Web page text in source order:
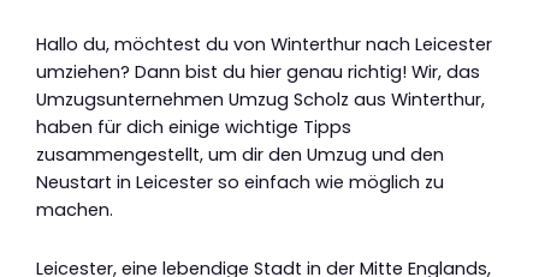
Hallo du, möchtest du von Winterthur nach Leicester
umziehen? Dann bist du hier genau richtig! Wir, das
Umzugsunternehmen Umzug Scholz aus Winterthur,
haben für dich einige wichtige Tipps
zusammengestellt, um dir den Umzug und den
Neustart in Leicester so einfach wie möglich zu
machen.
Leicester, eine lebendige Stadt in der Mitte Englands,